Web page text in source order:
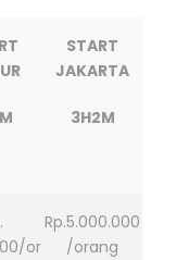
START
JAKARTA
3H2M
or
Rp.5.000.000
/orang